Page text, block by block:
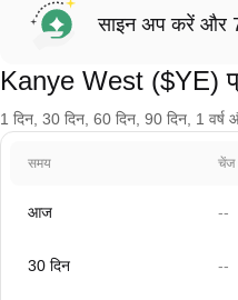
साइन अप करें और
Kanye West ($YE)
1 दिन, 30 दिन, 60 दिन, 90 दिन, 1
समय चेंज
आज --
30 दिन --